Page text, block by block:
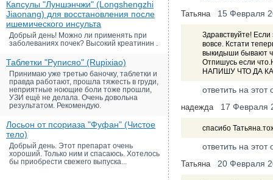
Капсулы "Луншэнчжи" (Longshengzhi
Jiaonang) для восстановления после
ишемического инсульта
Добрый день! Можно ли применять при
заболеваниях почек? Высокий креатинин .
Таблетки "Руписяо" (Rupixiao)
Принимаю уже третью баночку, таблетки и
правда работают, прошла тяжесть в груди,
неприятные ноющие боли тоже прошли,
УЗИ ещё не делала. Очень довольна
результатом. Рекомендую.
Лосьон от псориаза "Фуфан" (Чистое
тело)
Добрый день. Этот препарат очень
хороший. Только ним и спасаюсь. Хотелось
бы приобрести свежего выпуска...
Татьяна 15 Февраля
Здравствуйте!
вовсе. Кстати
выкидыши бывают
Отпишусь если
НАПИШУ ЧТО ДА
ответить на этот
надежда 17 Февраля
спасибо
ответить на этот
Татьяна 20 Февраля